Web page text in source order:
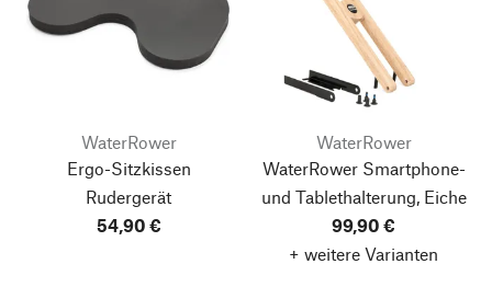
WaterRower
Ergo-Sitzkissen
Rudergerät
54,90 €
WaterRower
WaterRower Smartphone-
und Tablethalterung, Eiche
99,90 €
+ weitere Varianten